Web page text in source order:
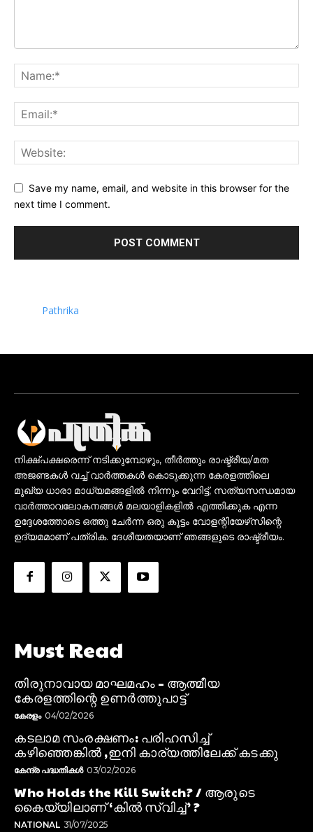
Save my name, email, and website in this browser for the
next time I comment.
Pathrika
നിക്ഷ്പക്ഷരെന്ന് നടിക്കുമ്പോഴും, തീർത്തും രാഷ്ട്രീയ/മത
അജണ്ടകൾ വച്ച് വാർത്തകൾ കൊടുക്കുന്ന കേരളത്തിലെ
മുഖ്യ ധാരാ മാധ്യമങ്ങളിൽ നിന്നും വേറിട്ട്, സത്യസന്ധമായ
വാർത്താവലോകനങ്ങൾ മലയാളികളിൽ എത്തിക്കുക എന്ന
ഉദ്ദേശത്തോടെ ഒത്തു ചേർന്ന ഒരു കൂട്ടം വോളന്റിയേഴ്‌സിന്റെ
ഉദ്യമമാണ് പത്രിക. ദേശീയതയാണ് ഞങ്ങളുടെ രാഷ്ട്രീയം.
Must Read
തിരുനാവായ മാഘമഹം – ആത്മീയ
കേരളത്തിന്റെ ഉണർത്തുപാട്ട്
കേരളം 04/02/2026
കടലാമ സംരക്ഷണം: പരിഹസിച്ച്
കഴിഞ്ഞെങ്കിൽ ,ഇനി കാര്യത്തിലേക്ക് കടക്കു
കേന്ദ്ര പദ്ധതികൾ 03/02/2026
Who Holds the Kill Switch? / ആരുടെ
കൈയ്യിലാണ് ‘കിൽ സ്വിച്ച്’ ?
NATIONAL 31/07/2025